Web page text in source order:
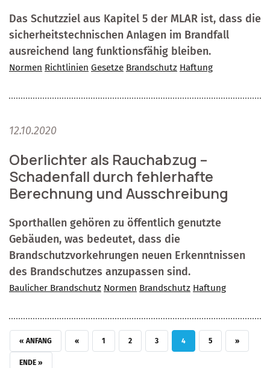
Das Schutzziel aus Kapitel 5 der MLAR ist, dass die
sicherheitstechnischen Anlagen im Brandfall
ausreichend lang funktionsfähig bleiben.
Normen Richtlinien Gesetze Brandschutz Haftung
12.10.2020
Oberlichter als Rauchabzug –
Schadenfall durch fehlerhafte
Berechnung und Ausschreibung
Sporthallen gehören zu öffentlich genutzte
Gebäuden, was bedeutet, dass die
Brandschutzvorkehrungen neuen Erkenntnissen
des Brandschutzes anzupassen sind.
Baulicher Brandschutz Normen Brandschutz Haftung
ERSTE SEITE
« ANFANG VORHERIGE SEITE
‹‹ SEITE
1 SEITE
2 SEITE
3 AKTUELLE SEITE
4 SEITE
5 NÄCHSTE
››
LETZTE SEITE
ENDE »